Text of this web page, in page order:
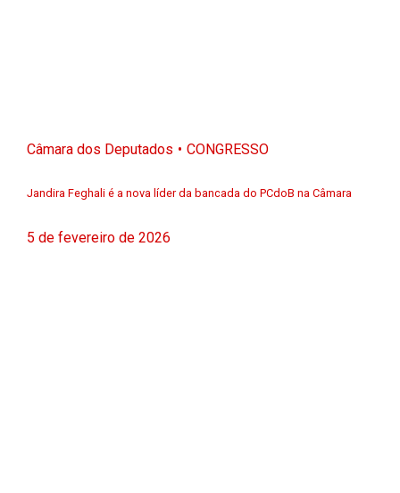
Câmara dos Deputados CONGRESSO
Jandira Feghali é a nova líder da bancada do PCdoB na Câmara
5 de fevereiro de 2026